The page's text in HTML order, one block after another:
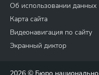
Об использовании данных
Карта сайта
Видеонавигация по сайту
Экранный диктор
2026 © Бюро